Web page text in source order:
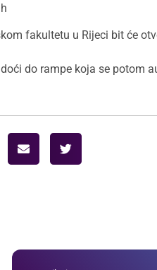
fakultetu u Rijeci bit će
do rampe koja se potom